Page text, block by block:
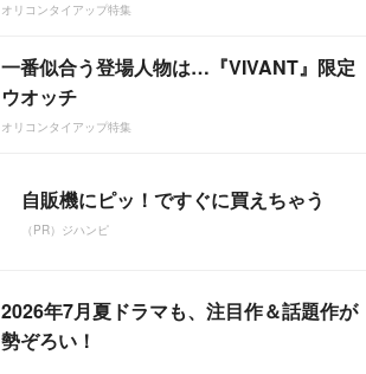
オリコンタイアップ特集
一番似合う登場人物は…『VIVANT』限定
ウオッチ
オリコンタイアップ特集
自販機にピッ！ですぐに買えちゃう
（PR）ジハンピ
2026年7月夏ドラマも、注目作＆話題作が
勢ぞろい！